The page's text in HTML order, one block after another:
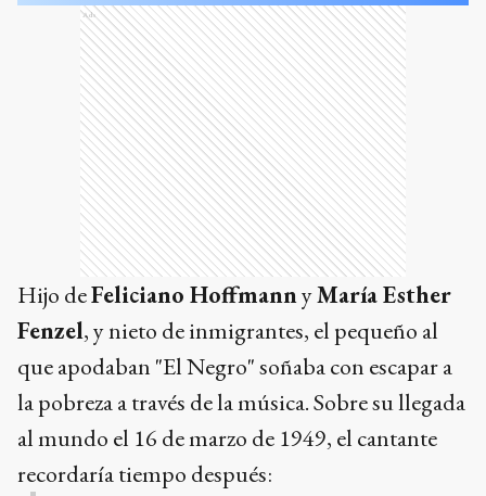
Ads
Hijo deFeliciano HoffmannyMaría Esther
Fenzel, y nieto de inmigrantes, el pequeño al
que apodaban "El Negro" soñaba con escapar a
la pobreza a través de la música. Sobre su llegada
al mundo el 16 de marzo de 1949, el cantante
recordaría tiempo después: